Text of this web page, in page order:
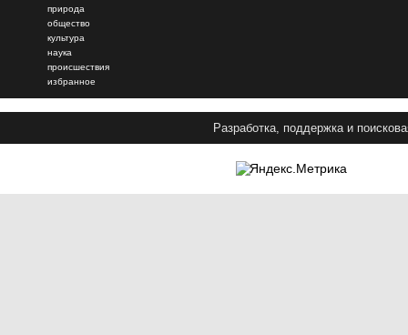
природа
общество
культура
наука
происшествия
избранное
Разработка, поддержка и